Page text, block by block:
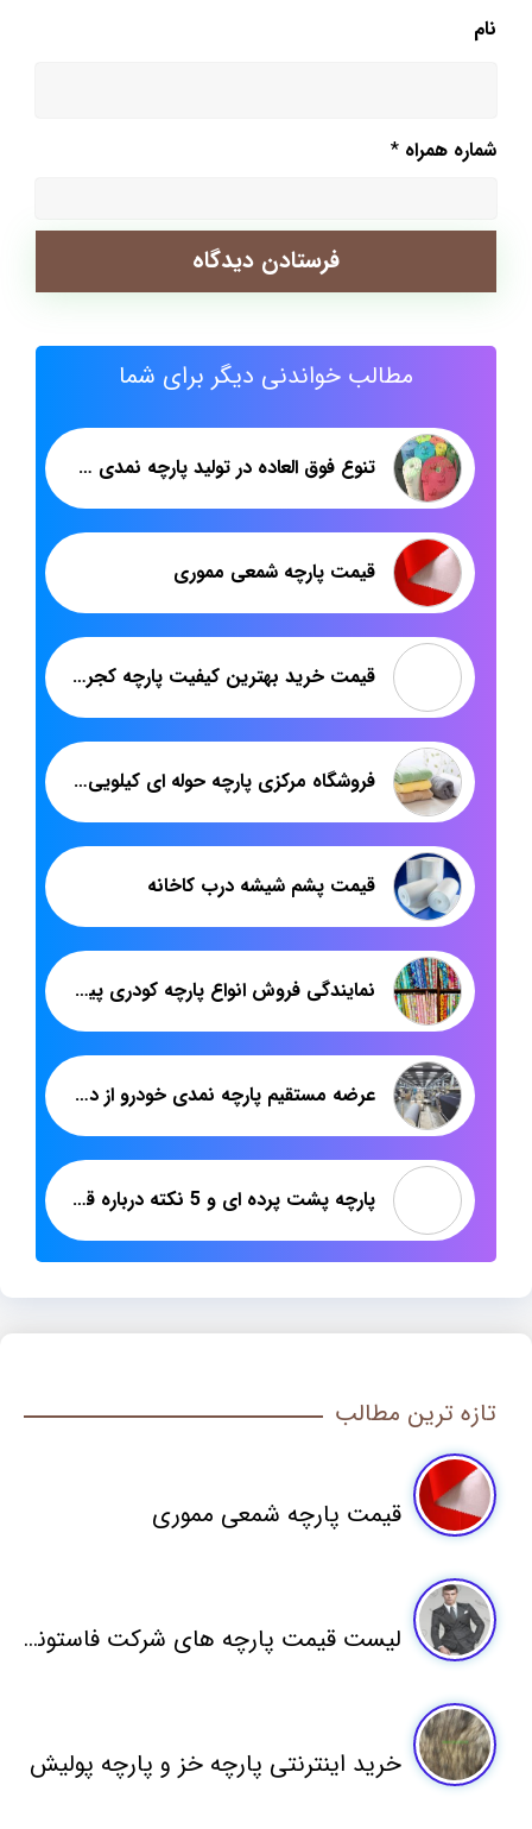
نام
شماره همراه *
مطالب خواندنی دیگر برای شما
تنوع فوق العاده در تولید پارچه نمدی شب یلدا
قیمت پارچه شمعی مموری
قیمت خرید بهترین کیفیت پارچه کجراه مدارسی در ایران
فروشگاه مرکزی پارچه حوله ای کیلویی در تهران
قیمت پشم شیشه درب کاخانه
نمایندگی فروش انواع پارچه کودری پیراهنی در بازار تهران
عرضه مستقیم پارچه نمدی خودرو از درب کارخانه
پارچه پشت پرده ای و 5 نکته درباره قیمت فروش و کیفیت
تازه ترین مطالب
قیمت پارچه شمعی مموری
لیست قیمت پارچه های شرکت فاستونی مطهری
خرید اینترنتی پارچه خز و پارچه پولیش